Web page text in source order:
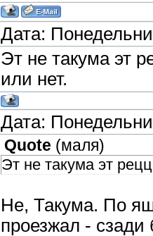
Дата:
Эт не такума эт
или нет.
Дата:
Quote (маля)
Эт не такума эт
Не, Такума. По
проезжал -